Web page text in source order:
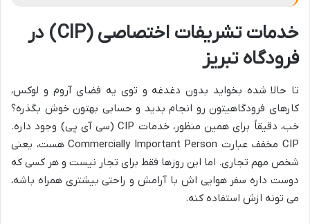
خدمات تشریفات اختصاصی (CIP) در
فرودگاه تبریز
تا حالا شده بخواید بدون دغدغه و توی یه فضای آروم و لوکس،
کارهای فرودگاهیتون رو انجام بدید و حسابی بهتون خوش بگذره؟
خب، دقیقاً برای همین منظور، خدمات CIP (سی آی پی) وجود داره.
CIP مخفف عبارت Commercially Important Person هست، یعنی
شخص مهم تجاری. اما این روزها فقط برای تجار نیست و هر کسی که
دوست داره سفر هوایی اش با آرامش و راحتی بیشتری همراه باشه،
می تونه ازش استفاده کنه.